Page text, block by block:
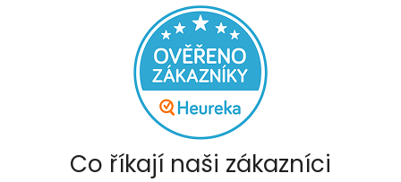
l
á
d
a
c
í
p
r
v
k
Co říkají naši zákazníci